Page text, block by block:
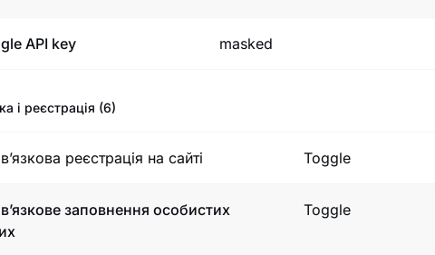
API key masked
і реєстрація (6)
реєстрація на сайті Toggle
заповнення особистих
Toggle